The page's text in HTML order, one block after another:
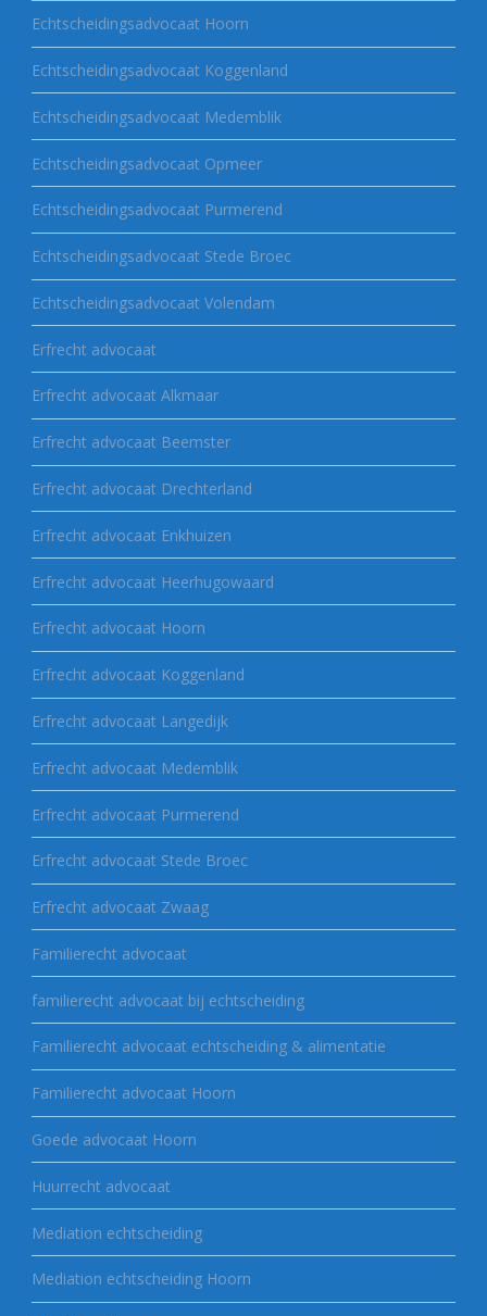
Echtscheidingsadvocaat Hoorn
Echtscheidingsadvocaat Koggenland
Echtscheidingsadvocaat Medemblik
Echtscheidingsadvocaat Opmeer
Echtscheidingsadvocaat Purmerend
Echtscheidingsadvocaat Stede Broec
Echtscheidingsadvocaat Volendam
Erfrecht advocaat
Erfrecht advocaat Alkmaar
Erfrecht advocaat Beemster
Erfrecht advocaat Drechterland
Erfrecht advocaat Enkhuizen
Erfrecht advocaat Heerhugowaard
Erfrecht advocaat Hoorn
Erfrecht advocaat Koggenland
Erfrecht advocaat Langedijk
Erfrecht advocaat Medemblik
Erfrecht advocaat Purmerend
Erfrecht advocaat Stede Broec
Erfrecht advocaat Zwaag
Familierecht advocaat
familierecht advocaat bij echtscheiding
Familierecht advocaat echtscheiding & alimentatie
Familierecht advocaat Hoorn
Goede advocaat Hoorn
Huurrecht advocaat
Mediation echtscheiding
Mediation echtscheiding Hoorn